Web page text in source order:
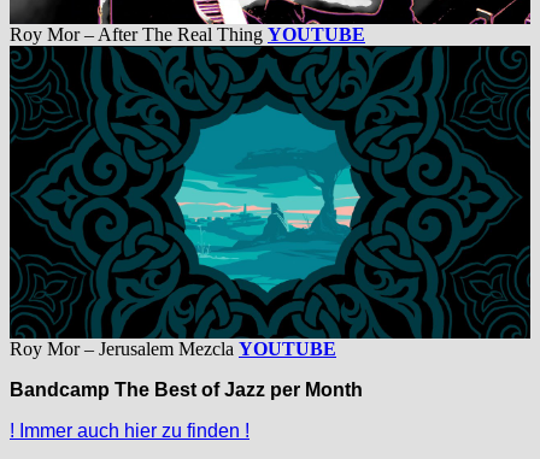
Roy Mor – After The Real Thing YOUTUBE
Roy Mor – Jerusalem Mezcla YOUTUBE
Bandcamp The Best of Jazz per Month
! Immer auch hier zu finden !